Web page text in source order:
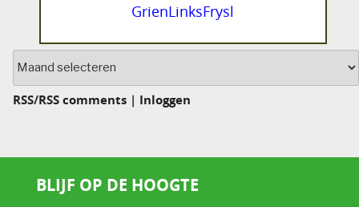
GrienLinksFrysl
RSS/RSS comments | Inloggen
BLIJF OP DE HOOGTE